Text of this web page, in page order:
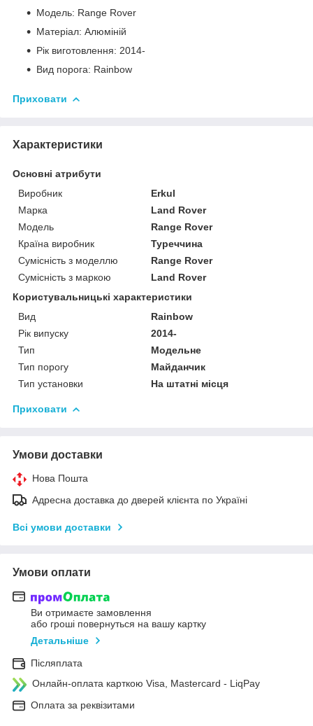
Модель: Range Rover
Матеріал: Алюміній
Рік виготовлення: 2014-
Вид порога: Rainbow
Приховати
Характеристики
Основні атрибути
Виробник
Erkul
Марка
Land Rover
Модель
Range Rover
Країна виробник
Туреччина
Сумісність з моделлю
Range Rover
Сумісність з маркою
Land Rover
Користувальницькі характеристики
Вид
Rainbow
Рік випуску
2014-
Тип
Модельне
Тип порогу
Майданчик
Тип установки
На штатні місця
Приховати
Умови доставки
Нова Пошта
Адресна доставка до дверей клієнта по Україні
Всі умови доставки
Умови оплати
Ви отримаєте замовлення
або гроші повернуться на вашу картку
Детальніше
Післяплата
Онлайн-оплата карткою Visa, Mastercard - LiqPay
Оплата за реквізитами